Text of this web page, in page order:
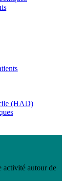
(HAD)
activité autour de